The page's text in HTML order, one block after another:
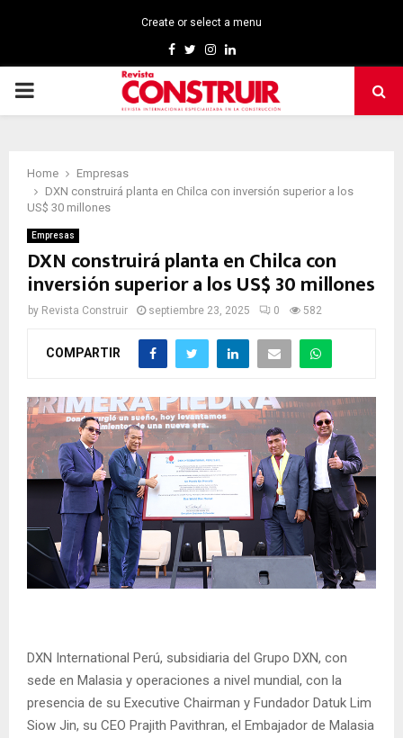
Create or select a menu
Facebook
TwitterInstagram
Linkedin
PRIMARY
Home
Empresas
DXN construirá planta en Chilca con inversión superior a los
US$ 30 millones
Empresas
DXN construirá planta en Chilca con
inversión superior a los US$ 30 millones
by Revista Construir septiembre 23, 2025 0 582
COMPARTIR
DXN International Perú, subsidiaria del Grupo DXN, con
sede en Malasia y operaciones a nivel mundial, con la
presencia de su Executive Chairman y Fundador Datuk Lim
Siow Jin, su CEO Prajith Pavithran, el Embajador de Malasia